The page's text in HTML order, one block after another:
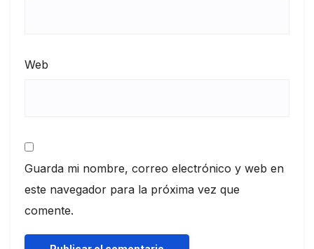
Web
Guarda mi nombre, correo electrónico y web en
este navegador para la próxima vez que
comente.